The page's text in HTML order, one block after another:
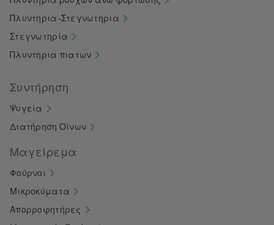
Πλυντηρια-Στεγνωτηρια
Στεγνωτηρία
Πλυντηρια πιατων
Συντήρηση
Ψυγεία
Διατήρηση Οίνων
Μαγείρεμα
Φούρνοι
Μικροκύματα
Απορροφητήρες